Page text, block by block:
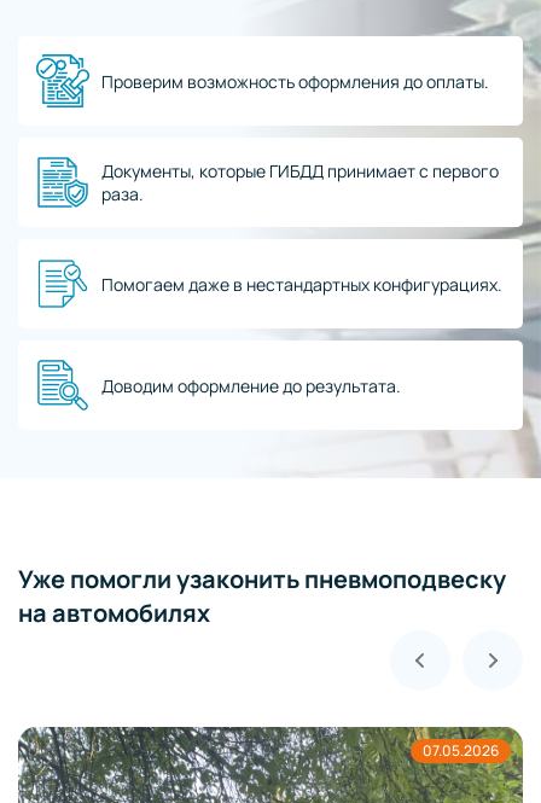
Проверим возможность оформления до оплаты.
Документы, которые ГИБДД принимает с первого
раза.
Помогаем даже в нестандартных конфигурациях.
Доводим оформление до результата.
Уже помогли узаконить пневмоподвеску
на автомобилях
01.05.2026